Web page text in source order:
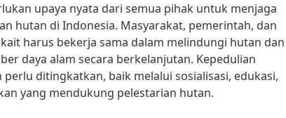
upaya nyata dari semua pihak untuk menjaga
hutan di Indonesia. Masyarakat, pemerintah, dan
harus bekerja sama dalam melindungi hutan dan
daya alam secara berkelanjutan. Kepedulian
ditingkatkan, baik melalui sosialisasi, edukasi,
yang mendukung pelestarian hutan.